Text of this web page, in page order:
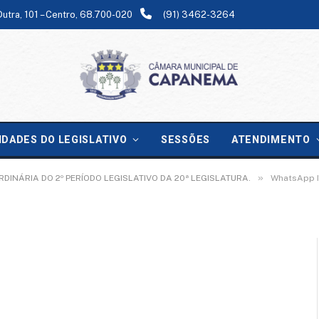
101 – Centro, 68.700-020 (91) 3462-3264
DO LEGISLATIVO SESSÕES ATENDIMENTO
DO 2º PERÍODO LEGISLATIVO DA 20ª LEGISLATURA. » WhatsApp
08-29 at 09.38.35